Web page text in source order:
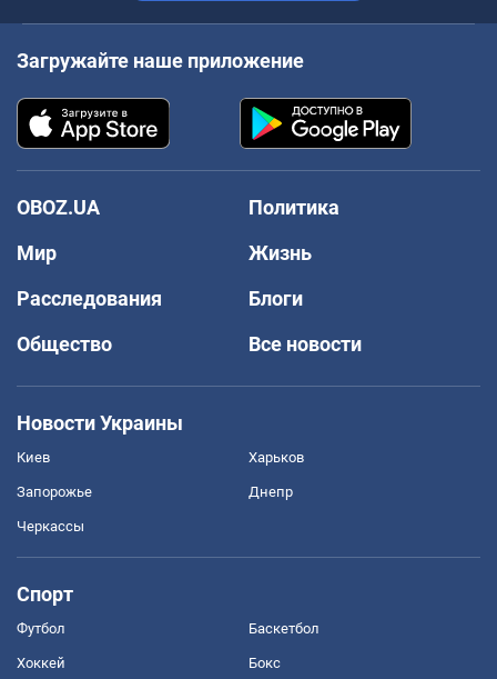
Загружайте наше приложение
OBOZ.UA
Политика
Мир
Жизнь
Расследования
Блоги
Общество
Все новости
Новости Украины
Киев Харьков
Запорожье Днепр
Черкассы
Спорт
Футбол Баскетбол
Хоккей Бокс